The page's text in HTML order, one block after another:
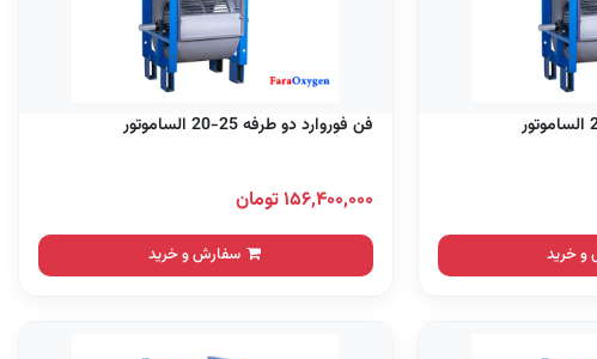
خرید
فن فوروارد دو طرفه 25-20 الساموتور
۱۵۶,۴۰۰,۰۰۰ تومان
سفارش و خرید